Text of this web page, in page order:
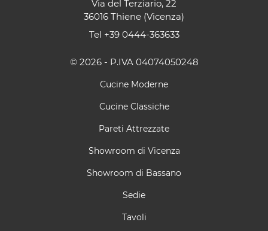
Via del Terziario, 22
36016 Thiene (Vicenza)
Tel +39 0444-363633
© 2026 - P.IVA 04074050248
Cucine Moderne
Cucine Classiche
Pareti Attrezzate
Showroom di Vicenza
Showroom di Bassano
Sedie
Tavoli